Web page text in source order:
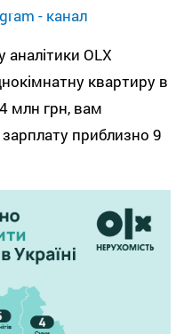
- канал
OLX
квартиру в
млн грн, вам
приблизно 9